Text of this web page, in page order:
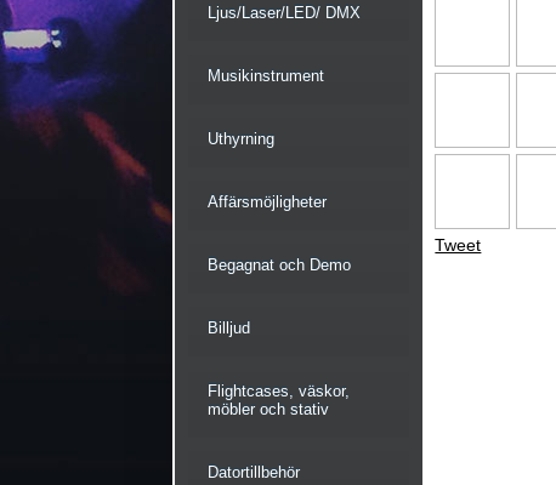
Ljus/Laser/LED/ DMX
Musikinstrument
Uthyrning
Affärsmöjligheter
Begagnat och Demo
Billjud
Flightcases, väskor,
möbler och stativ
Datortillbehör
Tweet